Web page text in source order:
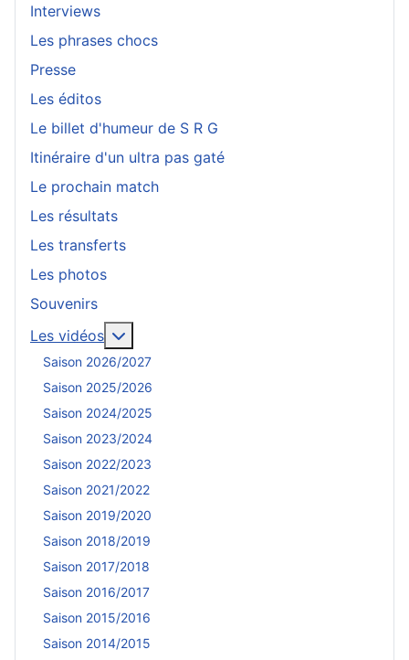
Interviews
Les phrases chocs
Presse
Les éditos
Le billet d'humeur de S R G
Itinéraire d'un ultra pas gaté
Le prochain match
Les résultats
Les transferts
Les photos
Souvenirs
Les vidéos
Saison 2026/2027
Saison 2025/2026
Saison 2024/2025
Saison 2023/2024
Saison 2022/2023
Saison 2021/2022
Saison 2019/2020
Saison 2018/2019
Saison 2017/2018
Saison 2016/2017
Saison 2015/2016
Saison 2014/2015